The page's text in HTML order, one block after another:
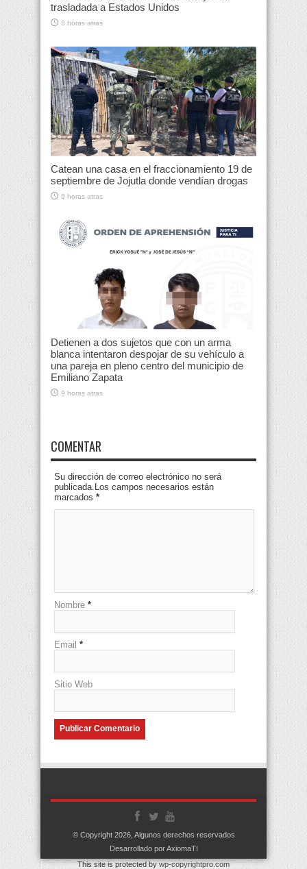
trasladada a Estados Unidos
8 horas atras
Catean una casa en el fraccionamiento 19 de
septiembre de Jojutla donde vendían drogas
9 horas atras
Detienen a dos sujetos que con un arma
blanca intentaron despojar de su vehículo a
una pareja en pleno centro del municipio de
Emiliano Zapata
9 horas atras
COMENTAR
Su dirección de correo electrónico no será
publicada.Los campos necesarios están
marcados *
Nombre *
Email *
Sitio Web
© Copyright 2026, Algunos derechos reservados
Desarrollado por AxiomaTI
This site is protected bywp-copyrightpro.com